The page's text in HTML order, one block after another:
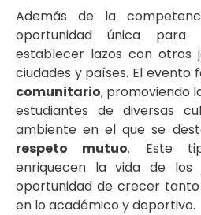
Además de la
oportunidad única para
establecer lazos con otros
ciudades y países. El evento
comunitario, promoviendo
estudiantes de diversas
ambiente en el que se
respeto mutuo. Este
enriquecen la vida de los
oportunidad de crecer
en lo académico y deportivo.